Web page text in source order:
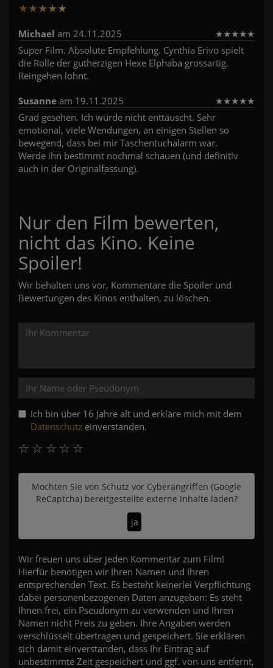
★★★★★
Michael am 24.11.2025 ★★★★★
Super Film. Absolute Empfehlung. Cynthia Erivo spielt
die Rolle der gutherzigen Hexe Elphaba grossartig.
Reingehen lohnt.
Susanne am 19.11.2025 ★★★★★
Grad gesehen. Ich würde nicht enttäuscht. Sehr
emotional, viele Wendungen, an einigen Stellen so
bewegend, dass bei mir Taschentuchalarm war.
Werde ihn bestimmt nochmal schauen (und definitiv
auch in der Originalfassung).
Nur den Film bewerten,
nicht das Kino. Keine
Spoiler!
Wir behalten uns vor, Kommentare die Spoiler und
Bewertungen des Kinos enthalten, zu löschen.
Ich bin über 16 Jahre alt und erkläre mich mit dem
Datenschutz einverstanden.
☆
☆
☆
☆
☆
Möchten Sie von Schutz vor Cyberangriffen (Google
ReCaptcha)bereitgestellte externe Inhalte laden?
Ja
Wir freuen uns über jeden Kommentar zum Film!
Hierfür benötigen wir Ihren Namen und Ihren
entsprechenden Text. Es besteht keinerlei Verpflichtung
dabei personenbezogenen Daten anzugeben: Es steht
Ihnen frei, ein Pseudonym zu verwenden und Ihren
Namen nicht Preis zu geben. Ihre Angaben werden
verschlüsselt übertragen und gespeichert. Sie erklären
sich damit einverstanden, dass Ihr Eintrag auf
unbestimmte Zeit gespeichert und ggf. von uns entfernt,